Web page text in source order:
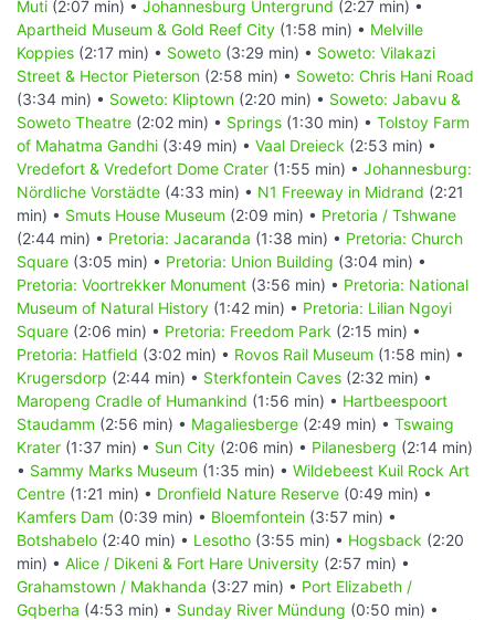
Muti (2:07 min) • Johannesburg Untergrund (2:27 min) •
Apartheid Museum & Gold Reef City (1:58 min) • Melville
Koppies (2:17 min) • Soweto (3:29 min) • Soweto: Vilakazi
Street & Hector Pieterson (2:58 min) • Soweto: Chris Hani Road
(3:34 min) • Soweto: Kliptown (2:20 min) • Soweto: Jabavu &
Soweto Theatre (2:02 min) • Springs (1:30 min) • Tolstoy Farm
of Mahatma Gandhi (3:49 min) • Vaal Dreieck (2:53 min) •
Vredefort & Vredefort Dome Crater (1:55 min) • Johannesburg:
Nördliche Vorstädte (4:33 min) • N1 Freeway in Midrand (2:21
min) • Smuts House Museum (2:09 min) • Pretoria / Tshwane
(2:44 min) • Pretoria: Jacaranda (1:38 min) • Pretoria: Church
Square (3:05 min) • Pretoria: Union Building (3:04 min) •
Pretoria: Voortrekker Monument (3:56 min) • Pretoria: National
Museum of Natural History (1:42 min) • Pretoria: Lilian Ngoyi
Square (2:06 min) • Pretoria: Freedom Park (2:15 min) •
Pretoria: Hatfield (3:02 min) • Rovos Rail Museum (1:58 min) •
Krugersdorp (2:44 min) • Sterkfontein Caves (2:32 min) •
Maropeng Cradle of Humankind (1:56 min) • Hartbeespoort
Staudamm (2:56 min) • Magaliesberge (2:49 min) • Tswaing
Krater (1:37 min) • Sun City (2:06 min) • Pilanesberg (2:14 min)
• Sammy Marks Museum (1:35 min) • Wildebeest Kuil Rock Art
Centre (1:21 min) • Dronfield Nature Reserve (0:49 min) •
Kamfers Dam (0:39 min) • Bloemfontein (3:57 min) •
Botshabelo (2:40 min) • Lesotho (3:55 min) • Hogsback (2:20
min) • Alice / Dikeni & Fort Hare University (2:57 min) •
Grahamstown / Makhanda (3:27 min) • Port Elizabeth /
Gqberha (4:53 min) • Sunday River Mündung (0:50 min) •